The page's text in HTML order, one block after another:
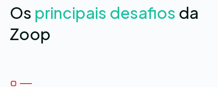
Os principais desafios da
Zoop